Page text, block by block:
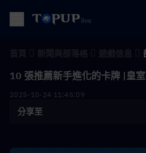
10 張推薦新手進化的卡牌 |皇
2025-10-24 11:45:09
分享至